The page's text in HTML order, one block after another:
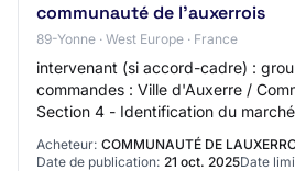
communauté de l’auxerrois
89-Yonne · West Europe · France
intervenant (si accord-cadre) :
commandes : Ville d'Auxerre /
Section 4 - Identification du
:&nbsp;Marché public 25VA28 :
Acheteur: COMMUNAUTÉ DE
Date de publication: 21 oct. 2025Date